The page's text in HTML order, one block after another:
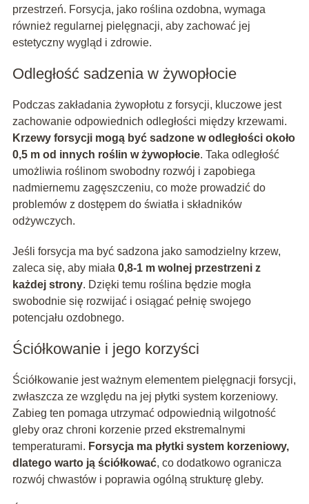
przestrzeń. Forsycja, jako roślina ozdobna, wymaga
również regularnej pielęgnacji, aby zachować jej
estetyczny wygląd i zdrowie.
Odległość sadzenia w żywopłocie
Podczas zakładania żywopłotu z forsycji, kluczowe jest
zachowanie odpowiednich odległości między krzewami.
Krzewy forsycji mogą być sadzone w odległości około
0,5 m od innych roślin w żywopłocie. Taka odległość
umożliwia roślinom swobodny rozwój i zapobiega
nadmiernemu zagęszczeniu, co może prowadzić do
problemów z dostępem do światła i składników
odżywczych.
Jeśli forsycja ma być sadzona jako samodzielny krzew,
zaleca się, aby miała 0,8-1 m wolnej przestrzeni z
każdej strony. Dzięki temu roślina będzie mogła
swobodnie się rozwijać i osiągać pełnię swojego
potencjału ozdobnego.
Ściółkowanie i jego korzyści
Ściółkowanie jest ważnym elementem pielęgnacji forsycji,
zwłaszcza ze względu na jej płytki system korzeniowy.
Zabieg ten pomaga utrzymać odpowiednią wilgotność
gleby oraz chroni korzenie przed ekstremalnymi
temperaturami. Forsycja ma płytki system korzeniowy,
dlatego warto ją ściółkować, co dodatkowo ogranicza
rozwój chwastów i poprawia ogólną strukturę gleby.